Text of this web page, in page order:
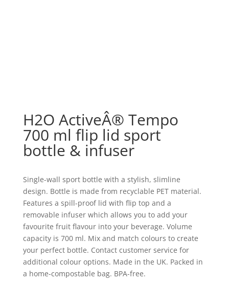
H2O ActiveÂ® Tempo
700 ml flip lid sport
bottle & infuser
Single-wall sport bottle with a stylish, slimline
design. Bottle is made from recyclable PET material.
Features a spill-proof lid with flip top and a
removable infuser which allows you to add your
favourite fruit flavour into your beverage. Volume
capacity is 700 ml. Mix and match colours to create
your perfect bottle. Contact customer service for
additional colour options. Made in the UK. Packed in
a home-compostable bag. BPA-free.